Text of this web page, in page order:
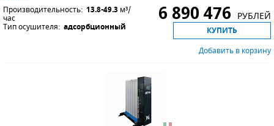
Производительность: 13.8-49.3 м³/
час
Тип осушителя: адсорбционный
6 890 476 РУБЛЕЙ
КУПИТЬ
Добавить в корзину